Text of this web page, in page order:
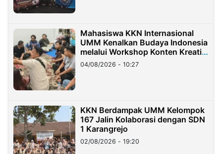
Mahasiswa KKN Internasional
UMM Kenalkan Budaya Indonesia
melalui Workshop Konten Kreatif
di Taiwan
04/08/2026 - 10:27
KKN Berdampak UMM Kelompok
167 Jalin Kolaborasi dengan SDN
1 Karangrejo
02/08/2026 - 19:20